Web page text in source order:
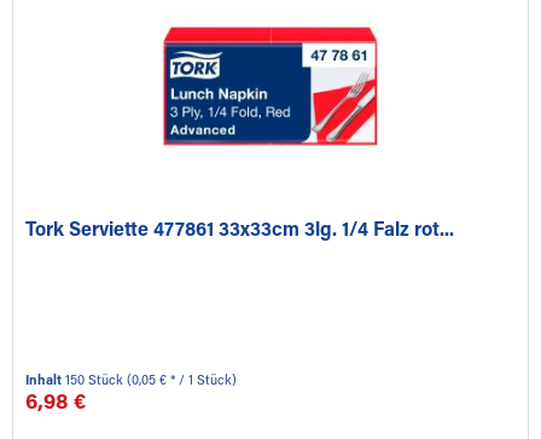
Tork Serviette 477861 33x33cm 3lg. 1/4 Falz rot...
Inhalt 150 Stück(0,05 € * / 1 Stück)
6,98 €